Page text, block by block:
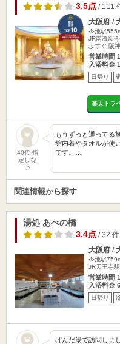
3.5点/ 111
大阪府 /
今池駅
JR南海新
歩すぐ 阪
営業時間
入浴料金
日帰り
楽天トラ
40代 指
定しな
い
もうずっと通ってる
館内着やタオルが使
です。…
関連情報から探す
湯処 あべの橋
3.4点/ 32 件
大阪府 /
今池駅
JR天王寺
営業時間
入浴料金
日帰り
ぱんだ湯で訪問しま